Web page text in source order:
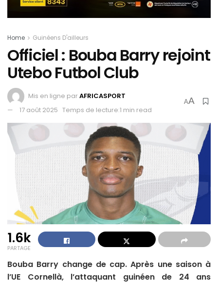
Home Guinéens D'ailleurs
Officiel : Bouba Barry rejoint
Utebo Futbol Club
Mis en ligne parAFRICASPORT
17 août 2025 Temps de lecture:1 min read
AA
1.6k
PARTAGE
Bouba Barry change de cap. Après une saison à
l’UE Cornellà, l’attaquant guinéen de 24 ans